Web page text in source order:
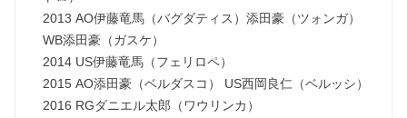
2013 AO伊藤竜馬（バグダティス）添田豪（ツォンガ）
WB添田豪（ガスケ）
2014 US伊藤竜馬（フェリロペ）
2015 AO添田豪（ベルダスコ） US西岡良仁（ベルッシ）
2016 RGダニエル太郎（ワウリンカ）